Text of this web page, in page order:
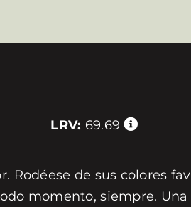
LRV: 69.69
Rodéese de sus colores
momento, siempre.